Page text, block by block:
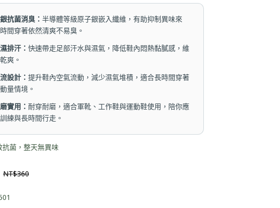
抗菌消臭： 半導體等級原子銀嵌入纖維，有助抑制異味來
間穿著依然清爽不易臭。
排汗： 快速帶走足部汗水與濕氣，降低鞋內悶熱黏膩感，維
爽。
設計： 提升鞋內空氣流動，減少濕氣堆積，適合長時間穿著
量情境。
實用： 耐穿耐磨，適合軍靴、工作鞋與運動鞋使用，陪你應
練與長時間行走。
抗菌，整天無異味
NT$360